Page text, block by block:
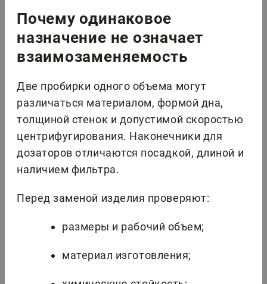
Почему одинаковое
назначение не означает
взаимозаменяемость
Две пробирки одного объема могут
различаться материалом, формой дна,
толщиной стенок и допустимой скоростью
центрифугирования. Наконечники для
дозаторов отличаются посадкой, длиной и
наличием фильтра.
Перед заменой изделия проверяют:
размеры и рабочий объем;
материал изготовления;